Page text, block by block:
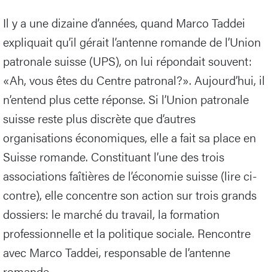
Il y a une dizaine d’années, quand Marco Taddei
expliquait qu’il gérait l’antenne romande de l’Union
patronale suisse (UPS), on lui répondait souvent:
«Ah, vous êtes du Centre patronal?». Aujourd’hui, il
n’entend plus cette réponse. Si l’Union patronale
suisse reste plus discrète que d’autres
organisations économiques, elle a fait sa place en
Suisse romande. Constituant l’une des trois
associations faîtières de l’économie suisse (lire ci-
contre), elle concentre son action sur trois grands
dossiers: le marché du travail, la formation
professionnelle et la politique sociale. Rencontre
avec Marco Taddei, responsable de l’antenne